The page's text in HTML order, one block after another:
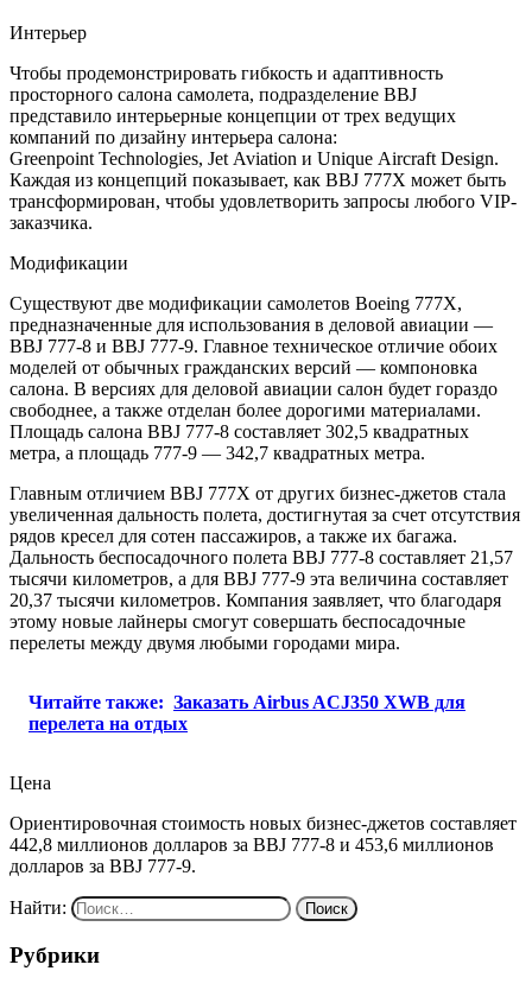
Интерьер
Чтобы продемонстрировать гибкость и адаптивность
просторного салона самолета, подразделение BBJ
представило интерьерные концепции от трех ведущих
компаний по дизайну интерьера салона:
Greenpoint Technologies, Jet Aviation и Unique Aircraft Design.
Каждая из концепций показывает, как BBJ 777X может быть
трансформирован, чтобы удовлетворить запросы любого VIP-
заказчика.
Модификации
Существуют две модификации самолетов Boeing 777X,
предназначенные для использования в деловой авиации —
BBJ 777-8 и BBJ 777-9. Главное техническое отличие обоих
моделей от обычных гражданских версий — компоновка
салона. В версиях для деловой авиации салон будет гораздо
свободнее, а также отделан более дорогими материалами.
Площадь салона BBJ 777-8 составляет 302,5 квадратных
метра, а площадь 777-9 — 342,7 квадратных метра.
Главным отличием BBJ 777X от других бизнес-джетов стала
увеличенная дальность полета, достигнутая за счет отсутствия
рядов кресел для сотен пассажиров, а также их багажа.
Дальность беспосадочного полета BBJ 777-8 составляет 21,57
тысячи километров, а для BBJ 777-9 эта величина составляет
20,37 тысячи километров. Компания заявляет, что благодаря
этому новые лайнеры смогут совершать беспосадочные
перелеты между двумя любыми городами мира.
Читайте также: Заказать Airbus ACJ350 ХWB для
перелета на отдых
Цена
Ориентировочная стоимость новых бизнес-джетов составляет
442,8 миллионов долларов за BBJ 777-8 и 453,6 миллионов
долларов за BBJ 777-9.
Найти:
Рубрики